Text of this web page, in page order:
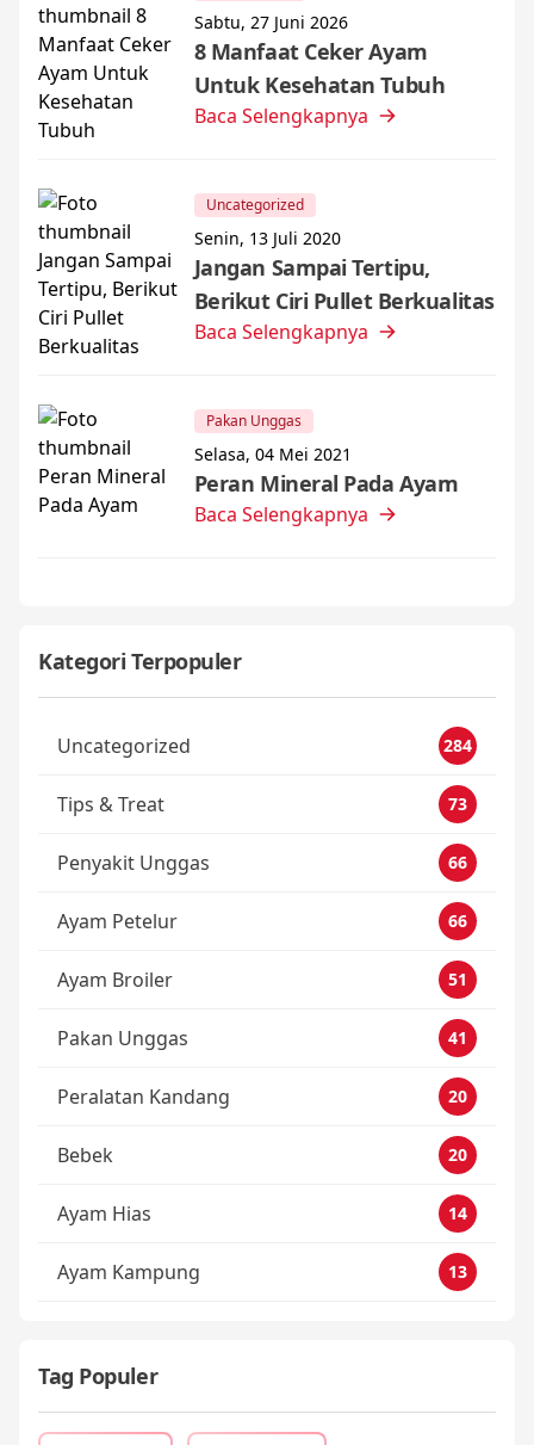
Sabtu, 27 Juni 2026
8 Manfaat Ceker Ayam
Untuk Kesehatan Tubuh
Baca Selengkapnya
Uncategorized
Senin, 13 Juli 2020
Jangan Sampai Tertipu,
Berikut Ciri Pullet Berkualitas
Baca Selengkapnya
Pakan Unggas
Selasa, 04 Mei 2021
Peran Mineral Pada Ayam
Baca Selengkapnya
Kategori Terpopuler
Uncategorized 284
Tips & Treat 73
Penyakit Unggas 66
Ayam Petelur 66
Ayam Broiler 51
Pakan Unggas 41
Peralatan Kandang 20
Bebek 20
Ayam Hias 14
Ayam Kampung 13
Tag Populer